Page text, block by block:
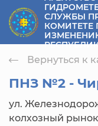
menu СЛУЖБЫ
КОМИТЕТЕ
Вернуться к
ПНЗ №2 -
ул.
колхозный